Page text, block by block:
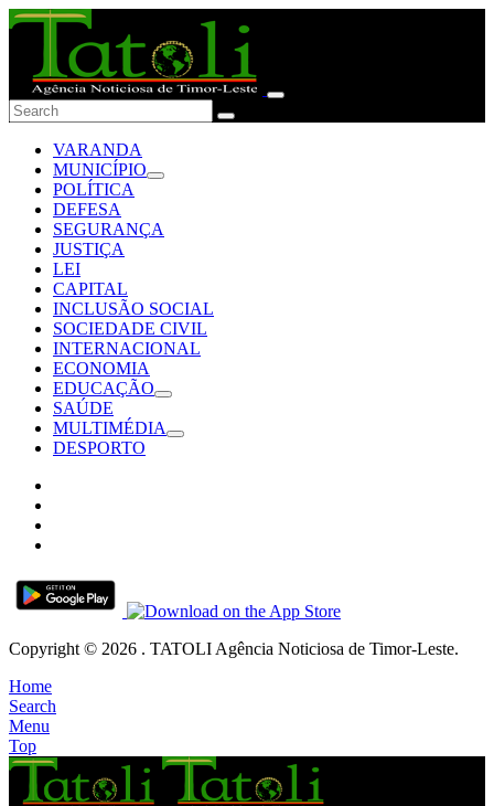
VARANDA
MUNICÍPIO
POLÍTICA
DEFESA
SEGURANÇA
JUSTIÇA
LEI
CAPITAL
INCLUSÃO SOCIAL
SOCIEDADE CIVIL
INTERNACIONAL
ECONOMIA
EDUCAÇÃO
SAÚDE
MULTIMÉDIA
DESPORTO
Copyright © 2026 . TATOLI Agência Noticiosa de Timor-Leste.
Home
Search
Menu
Top